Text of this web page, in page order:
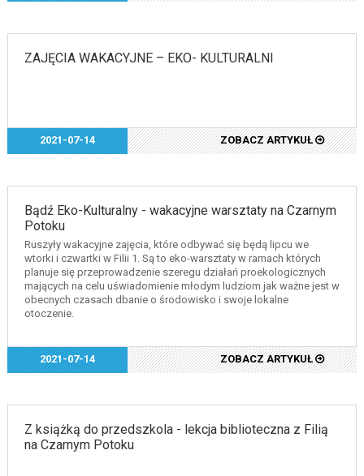
ZAJĘCIA WAKACYJNE – EKO- KULTURALNI
2021-07-14 ZOBACZ ARTYKUŁ
Bądź Eko-Kulturalny - wakacyjne warsztaty na Czarnym
Potoku
Ruszyły wakacyjne zajęcia, które odbywać się będą lipcu we
wtorki i czwartki w Filii 1. Są to eko-warsztaty w ramach których
planuje się przeprowadzenie szeregu działań proekologicznych
mających na celu uświadomienie młodym ludziom jak ważne jest w
obecnych czasach dbanie o środowisko i swoje lokalne
otoczenie.
2021-07-14 ZOBACZ ARTYKUŁ
Z książką do przedszkola - lekcja biblioteczna z Filią
na Czarnym Potoku